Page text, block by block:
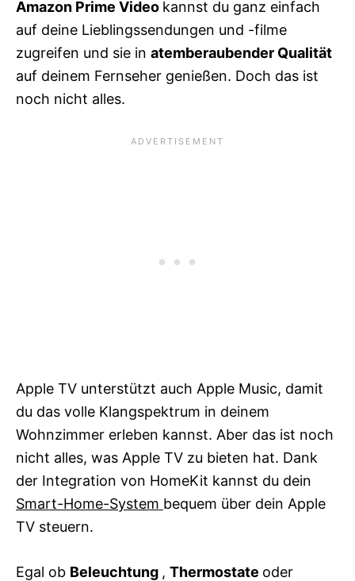
Amazon Prime Video kannst du ganz einfach
auf deine Lieblingssendungen und -filme
zugreifen und sie in atemberaubender Qualität
auf deinem Fernseher genießen. Doch das ist
noch nicht alles.
Apple TV unterstützt auch Apple Music, damit
du das volle Klangspektrum in deinem
Wohnzimmer erleben kannst. Aber das ist noch
nicht alles, was Apple TV zu bieten hat. Dank
der Integration von HomeKit kannst du dein
Smart-Home-System bequem über dein Apple
TV steuern.
Egal ob Beleuchtung , Thermostate oder